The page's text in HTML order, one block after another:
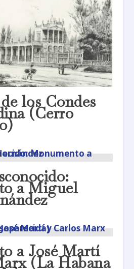
los Condes
(Cerro
a Miguel
a José Martí
(La Habana